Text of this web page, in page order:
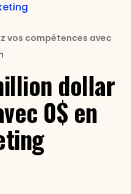
vos compétences avec
dollar
0$ en